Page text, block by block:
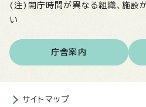
(注)開庁時間が異なる組織、施設
い
庁舎案内
サイトマップ